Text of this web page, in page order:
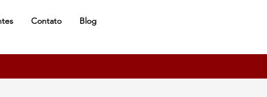
Contato Blog